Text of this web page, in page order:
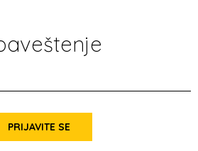
PRIJAVITE SE